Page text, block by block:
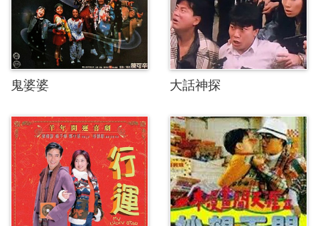
鬼婆婆 大話神探